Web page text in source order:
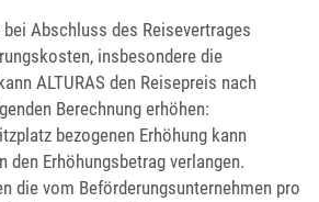
Abschluss des Reisevertrages
insbesondere die
ALTURAS den Reisepreis nach
Berechnung erhöhen:
bezogenen Erhöhung kann
den Erhöhungsbetrag verlangen.
die vom Beförderungsunternehmen pro